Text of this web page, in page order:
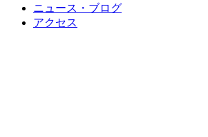
ニュース・ブログ
アクセス